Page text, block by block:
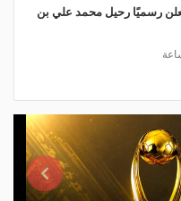
يعلن رسميًا رحيل محمد علي بن